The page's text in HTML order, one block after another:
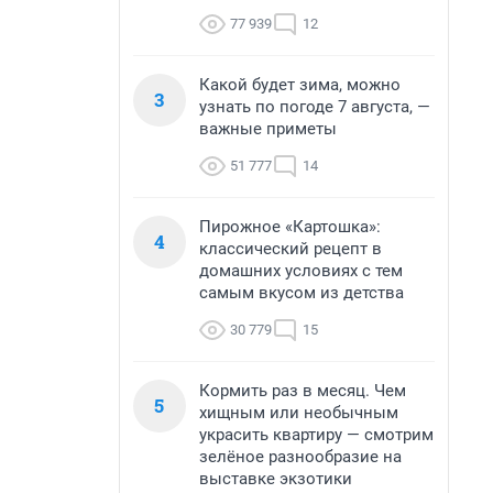
77 939 12
3
Какой будет зима, можно
узнать по погоде 7 августа, —
важные приметы
51 777 14
4
Пирожное «Картошка»:
классический рецепт в
домашних условиях с тем
самым вкусом из детства
30 779 15
5
Кормить раз в месяц. Чем
хищным или необычным
украсить квартиру — смотрим
зелёное разнообразие на
выставке экзотики